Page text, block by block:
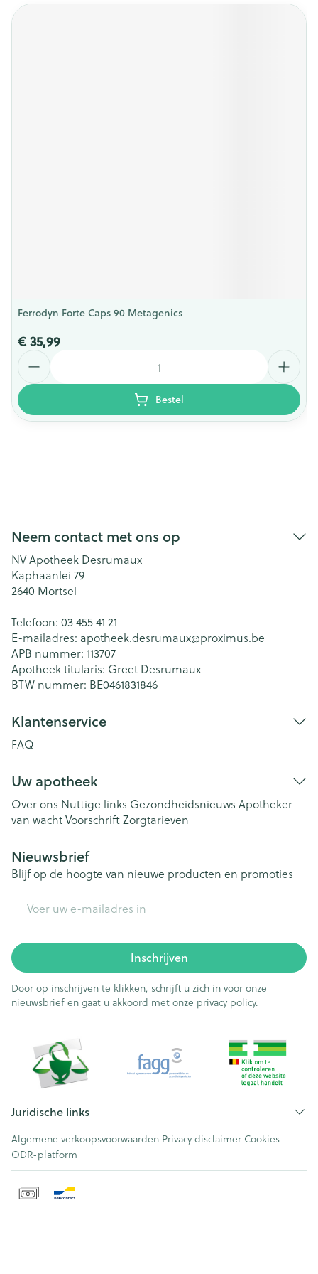
Ferrodyn Forte Caps 90 Metagenics
€ 35,99
Bestel
Neem contact met ons op
NV Apotheek Desrumaux
Kaphaanlei 79
2640 Mortsel
Telefoon: 03 455 41 21
E-mailadres: apotheek.desrumaux@proximus.be
APB nummer: 113707
Apotheek titularis: Greet Desrumaux
BTW nummer: BE0461831846
Klantenservice
FAQ
Uw apotheek
Over ons Nuttige links Gezondheidsnieuws Apotheker
van wachtVoorschriftZorgtarieven
Nieuwsbrief
Blijf op de hoogte van nieuwe producten en promoties
Inschrijven
Door op inschrijven te klikken, schrijft u zich in voor onze
nieuwsbrief en gaat u akkoord met onze privacy policy.
Juridische links
Algemene verkoopsvoorwaarden Privacy disclaimer Cookies
ODR-platform